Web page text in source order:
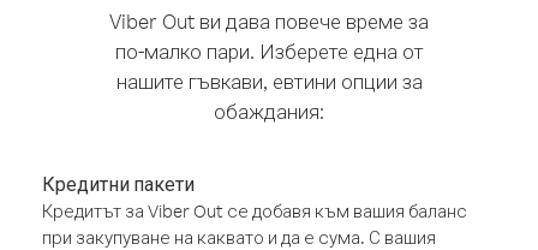
Viber Out ви дава повече време за
по-малко пари. Изберете една от
нашите гъвкави, евтини опции за
обаждания:
Кредитни пакети
Кредитът за Viber Out се добавя към вашия баланс
при закупуване на каквато и да е сума. С вашия